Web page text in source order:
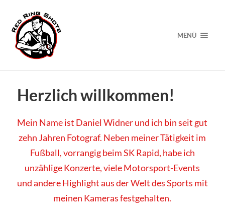
MENÜ
Herzlich willkommen!
Mein Name ist Daniel Widner und ich bin seit gut
zehn Jahren Fotograf. Neben meiner Tätigkeit im
Fußball, vorrangig beim SK Rapid, habe ich
unzählige Konzerte, viele Motorsport-Events
und andere Highlight aus der Welt des Sports mit
meinen Kameras festgehalten.